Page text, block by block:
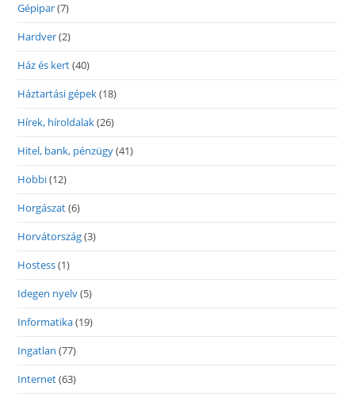
Gépipar(7)
Hardver(2)
Ház és kert(40)
Háztartási gépek(18)
Hírek, híroldalak(26)
Hitel, bank, pénzügy(41)
Hobbi(12)
Horgászat(6)
Horvátország(3)
Hostess(1)
Idegen nyelv(5)
Informatika(19)
Ingatlan (77)
Internet(63)